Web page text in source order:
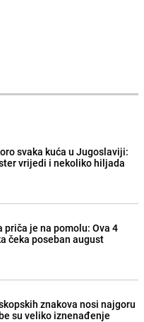
svaka kuća u Jugoslaviji:
vrijedi i nekoliko hiljada
priča je na pomolu: Ova 4
čeka poseban august
znakova nosi najgoru
su veliko iznenađenje